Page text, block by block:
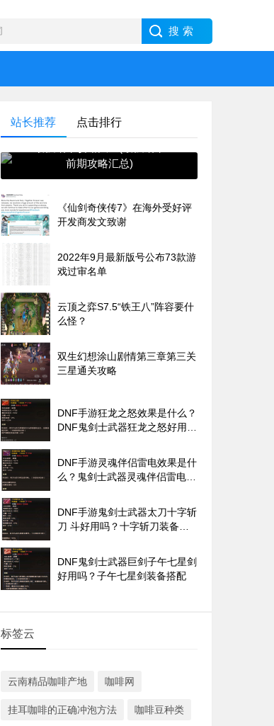
站长推荐 点击排行
前期攻略汇总)
《仙剑奇侠传7》在海外受好评
开发商发文致谢
2022年9月最新版号公布73款游
戏过审名单
云顶之弈S7.5“铁王八”阵容要什
么怪？
双生幻想涂山剧情第三章第三关
三星通关攻略
DNF手游狂龙之怒效果是什么？
DNF鬼剑士武器狂龙之怒好用
DNF手游灵魂伴侣雷电效果是什
么？鬼剑士武器灵魂伴侣雷电好
DNF手游鬼剑士武器太刀十字斩
刀 斗好用吗？十字斩刀装备搭
DNF鬼剑士武器巨剑子午七星剑
好用吗？子午七星剑装备搭配
标签云
云南精品咖啡产地 咖啡网
挂耳咖啡的正确冲泡方法 咖啡豆种类